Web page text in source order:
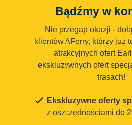
Bądźmy w
Nie przegap okazji -
klientów AFerry, którzy już
atrakcyjnych ofert
ekskluzywnych ofert
trasach!
Ekskluzywne oferty
z oszczędnościami do